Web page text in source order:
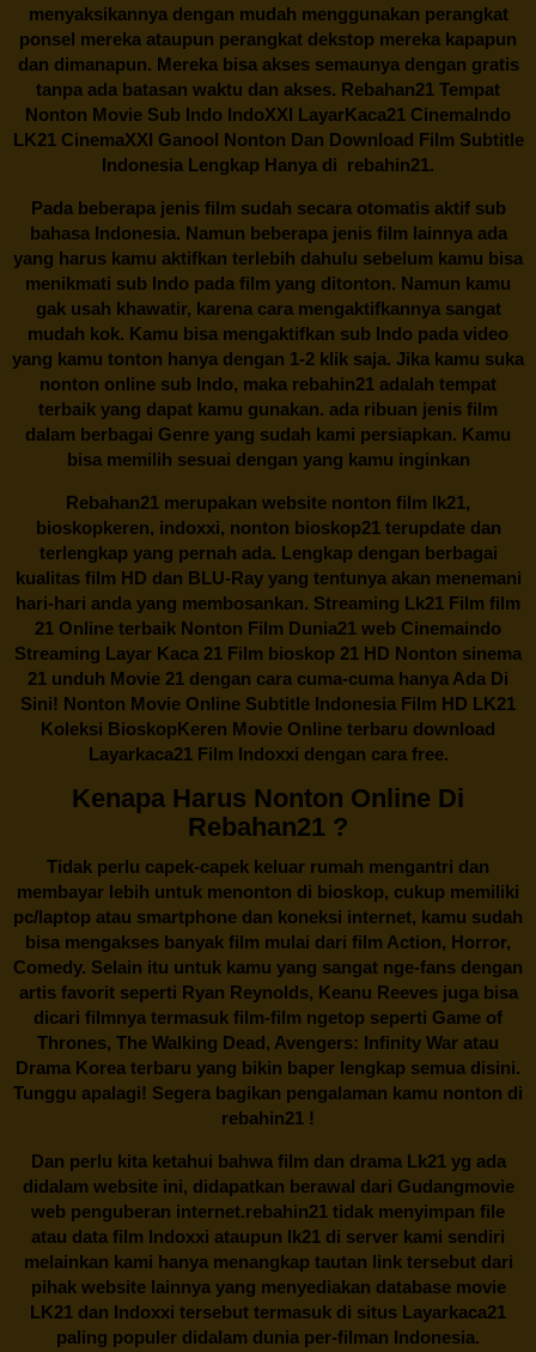
menyaksikannya dengan mudah menggunakan perangkat
ponsel mereka ataupun perangkat dekstop mereka kapapun
dan dimanapun. Mereka bisa akses semaunya dengan gratis
tanpa ada batasan waktu dan akses. Rebahan21 Tempat
Nonton Movie Sub Indo IndoXXI LayarKaca21 CinemaIndo
LK21 CinemaXXI Ganool Nonton Dan Download Film Subtitle
Indonesia Lengkap Hanya di rebahin21.
Pada beberapa jenis film sudah secara otomatis aktif sub
bahasa Indonesia. Namun beberapa jenis film lainnya ada
yang harus kamu aktifkan terlebih dahulu sebelum kamu bisa
menikmati sub Indo pada film yang ditonton. Namun kamu
gak usah khawatir, karena cara mengaktifkannya sangat
mudah kok. Kamu bisa mengaktifkan sub Indo pada video
yang kamu tonton hanya dengan 1-2 klik saja. Jika kamu suka
nonton online sub Indo, maka rebahin21 adalah tempat
terbaik yang dapat kamu gunakan. ada ribuan jenis film
dalam berbagai Genre yang sudah kami persiapkan. Kamu
bisa memilih sesuai dengan yang kamu inginkan
Rebahan21 merupakan website nonton film lk21,
bioskopkeren, indoxxi, nonton bioskop21 terupdate dan
terlengkap yang pernah ada. Lengkap dengan berbagai
kualitas film HD dan BLU-Ray yang tentunya akan menemani
hari-hari anda yang membosankan. Streaming Lk21 Film film
21 Online terbaik Nonton Film Dunia21 web Cinemaindo
Streaming Layar Kaca 21 Film bioskop 21 HD Nonton sinema
21 unduh Movie 21 dengan cara cuma-cuma hanya Ada Di
Sini! Nonton Movie Online Subtitle Indonesia Film HD LK21
Koleksi BioskopKeren Movie Online terbaru download
Layarkaca21 Film Indoxxi dengan cara free.
Kenapa Harus Nonton Online Di
Rebahan21 ?
Tidak perlu capek-capek keluar rumah mengantri dan
membayar lebih untuk menonton di bioskop, cukup memiliki
pc/laptop atau smartphone dan koneksi internet, kamu sudah
bisa mengakses banyak film mulai dari film Action, Horror,
Comedy. Selain itu untuk kamu yang sangat nge-fans dengan
artis favorit seperti Ryan Reynolds, Keanu Reeves juga bisa
dicari filmnya termasuk film-film ngetop seperti Game of
Thrones, The Walking Dead, Avengers: Infinity War atau
Drama Korea terbaru yang bikin baper lengkap semua disini.
Tunggu apalagi! Segera bagikan pengalaman kamu nonton di
rebahin21 !
Dan perlu kita ketahui bahwa film dan dramaLk21yg ada
didalam website ini, didapatkan berawal dari Gudangmovie
web penguberan internet.rebahin21 tidak menyimpan file
atau data film Indoxxi ataupun lk21 di server kami sendiri
melainkan kami hanya menangkap tautan link tersebut dari
pihak website lainnya yang menyediakan database movie
LK21 dan Indoxxi tersebut termasuk di situs Layarkaca21
paling populer didalam dunia per-filman Indonesia.